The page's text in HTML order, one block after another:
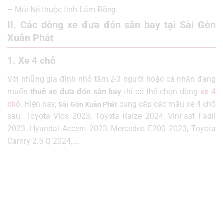
– Mũi Né thuộc tỉnh Lâm Đồng
II. Các dòng xe đưa đón sân bay tại Sài Gòn
Xuân Phát
1. Xe 4 chỗ
Với những gia đình nhỏ tầm 2-3 người hoặc cá nhân đang
muốn thuê xe đưa đón sân bay thì có thể chọn dòng xe 4
chỗ. Hiện nay, Sài Gòn Xuân Phát cung cấp các mẫu xe 4 chỗ
sau: Toyota Vios 2023, Toyota Raize 2024, VinFast Fadil
2023, Hyundai Accent 2023, Mercedes E200 2023, Toyota
Camry 2.5 Q 2024,….